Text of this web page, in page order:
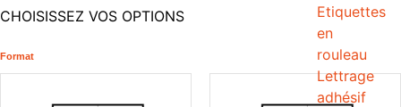
Etiquettes
en
rouleau
Lettrage
adhésif
CHOISISSEZ VOS OPTIONS
Format